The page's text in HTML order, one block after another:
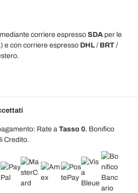
corriere espresso SDA per le
e con corriere espresso DHL / BRT /
Rate a Tasso 0, Bonifico
Credito.